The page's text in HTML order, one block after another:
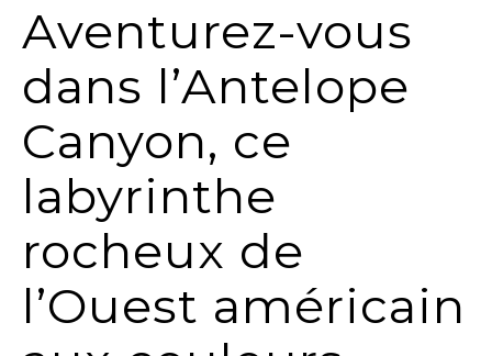
Aventurez-vous
dans l’Antelope
Canyon, ce
labyrinthe
rocheux de
l’Ouest américain